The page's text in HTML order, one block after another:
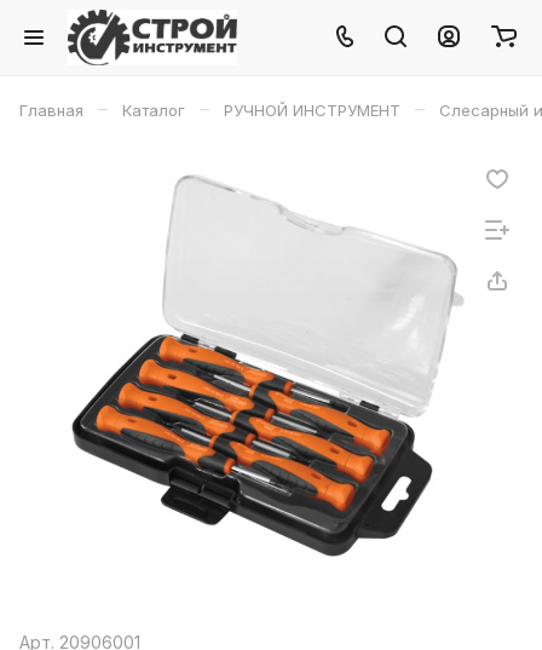
Главная – Каталог – РУЧНОЙ ИНСТРУМЕНТ – Слесарный
Арт. 20906001